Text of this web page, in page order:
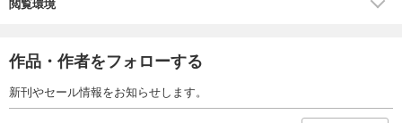
作品・作者をフォローする
新刊やセール情報をお知らせします。